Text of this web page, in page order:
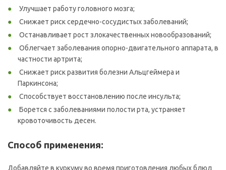
Улучшает работу головного мозга;
Снижает риск сердечно-сосудистых заболеваний;
Останавливает рост злокачественных новообразований;
Облегчает заболевания опорно-двигательного аппарата, в
частности артрита;
Снижает риск развития болезни Альцгеймера и
Паркинсона;
Способствует восстановлению после инсульта;
Борется с заболеваниями полости рта, устраняет
кровоточивость десен.
Способ применения:
Добавляйте в куркуму во время приготовления любых блюд